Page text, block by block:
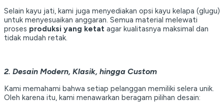
Selain kayu jati, kami juga menyediakan opsi kayu kelapa (glugu)
untuk menyesuaikan anggaran. Semua material melewati
proses produksi yang ketat agar kualitasnya maksimal dan
tidak mudah retak.
2. Desain Modern, Klasik, hingga Custom
Kami memahami bahwa setiap pelanggan memiliki selera unik.
Oleh karena itu, kami menawarkan beragam pilihan desain: